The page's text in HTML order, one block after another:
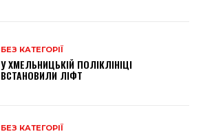
БЕЗ КАТЕГОРІЇ
У ХМЕЛЬНИЦЬКІЙ ПОЛІКЛІНІЦІ
ВСТАНОВИЛИ ЛІФТ
БЕЗ КАТЕГОРІЇ